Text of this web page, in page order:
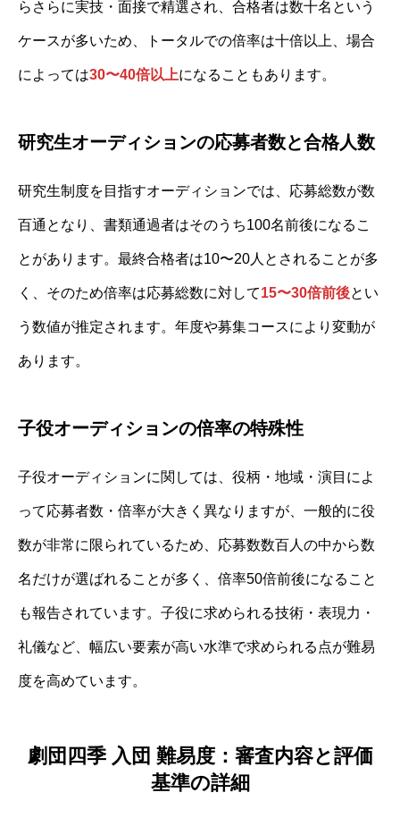
らさらに実技・面接で精選され、合格者は数十名という
ケースが多いため、トータルでの倍率は十倍以上、場合
によっては30〜40倍以上になることもあります。
研究生オーディションの応募者数と合格人数
研究生制度を目指すオーディションでは、応募総数が数
百通となり、書類通過者はそのうち100名前後になるこ
とがあります。最終合格者は10〜20人とされることが多
く、そのため倍率は応募総数に対して15〜30倍前後とい
う数値が推定されます。年度や募集コースにより変動が
あります。
子役オーディションの倍率の特殊性
子役オーディションに関しては、役柄・地域・演目によ
って応募者数・倍率が大きく異なりますが、一般的に役
数が非常に限られているため、応募数数百人の中から数
名だけが選ばれることが多く、倍率50倍前後になること
も報告されています。子役に求められる技術・表現力・
礼儀など、幅広い要素が高い水準で求められる点が難易
度を高めています。
劇団四季 入団 難易度：審査内容と評価
基準の詳細